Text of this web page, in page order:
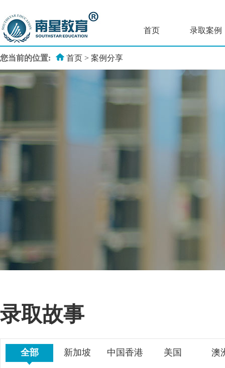
首页 录取案例
您当前的位置: 首页 > 案例分享
录取故事
全部 新加坡 中国香港 美国 澳